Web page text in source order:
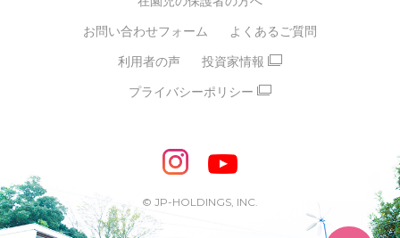
スポーツ保育園
モンテッソーリ式保育園
STEAMS保育・学童
えいご
めざせ！バイリンガル！
めざせ！アスリート教室
ピアノ教室♪ ドレミっこ
SDGsについて
お問い合わせフォーム よくあるご質問
利用者の声 投資家情報
プライバシーポリシー
© JP-HOLDINGS, INC.